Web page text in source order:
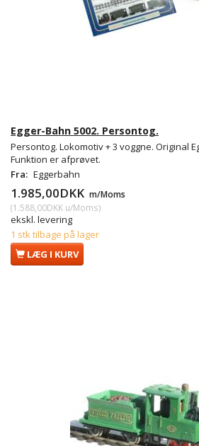
Egger-Bahn 5002. Persontog.
Persontog. Lokomotiv + 3 voggne. Original
Funktion er afprøvet.
Fra: Eggerbahn
1.985,00DKK m/Moms
(1.588,00DKK u/Moms)
ekskl. levering
1 stk tilbage på lager
LÆG I KURV